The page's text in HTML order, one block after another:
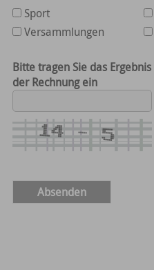
Sport
Versammlungen
Bitte tragen Sie das Ergebnis
der Rechnung ein